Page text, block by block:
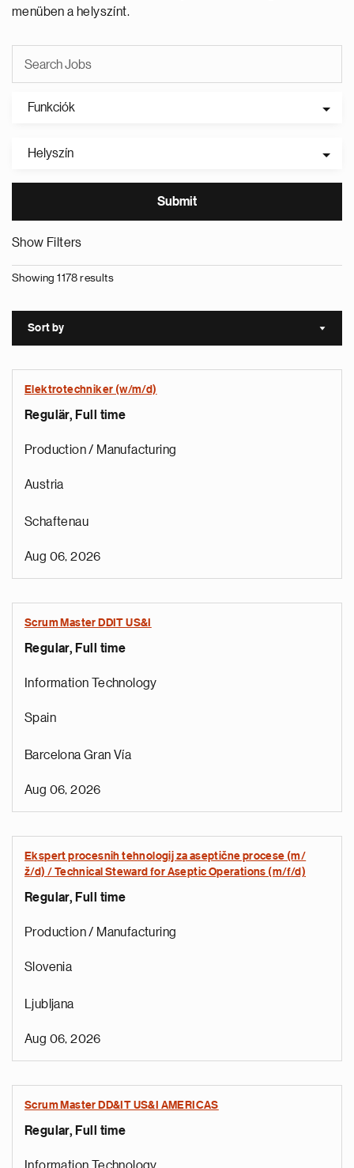
menüben a helyszínt.
Funkciók
Helyszín
Show Filters
Showing 1178 results
Sort by Sort
Elektrotechniker (w/m/d)
Regulär, Full time
Production / Manufacturing
Austria
Schaftenau
Aug 06, 2026
Scrum Master DDIT US&I
Regular, Full time
Information Technology
Spain
Barcelona Gran Vía
Aug 06, 2026
Ekspert procesnih tehnologij za aseptične procese (m/
ž/d) / Technical Steward for Aseptic Operations (m/f/d)
Regular, Full time
Production / Manufacturing
Slovenia
Ljubljana
Aug 06, 2026
Scrum Master DD&IT US&I AMERICAS
Regular, Full time